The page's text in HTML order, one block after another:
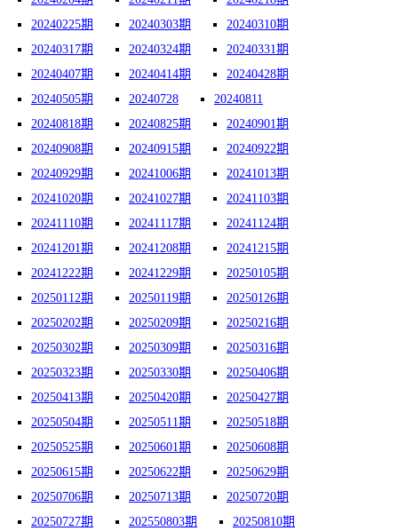
20240225期
20240303期
20240310期
20240317期
20240324期
20240331期
20240407期
20240414期
20240428期
20240505期
20240728
20240811
20240818期
20240825期
20240901期
20240908期
20240915期
20240922期
20240929期
20241006期
20241013期
20241020期
20241027期
20241103期
20241110期
20241117期
20241124期
20241201期
20241208期
20241215期
20241222期
20241229期
20250105期
20250112期
20250119期
20250126期
20250202期
20250209期
20250216期
20250302期
20250309期
20250316期
20250323期
20250330期
20250406期
20250413期
20250420期
20250427期
20250504期
20250511期
20250518期
20250525期
20250601期
20250608期
20250615期
20250622期
20250629期
20250706期
20250713期
20250720期
20250727期
202550803期
20250810期